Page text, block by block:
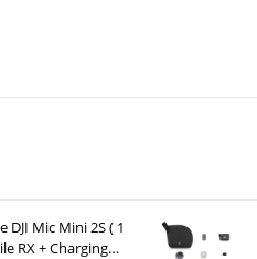
DJI Mic Mini 2S ( 1
RX + Charging